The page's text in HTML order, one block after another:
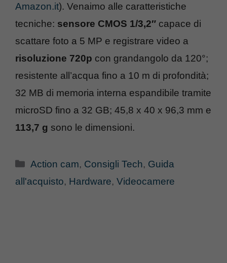
Amazon.it). Venaimo alle caratteristiche
tecniche: sensore CMOS 1/3,2″ capace di
scattare foto a 5 MP e registrare video a
risoluzione 720p con grandangolo da 120°;
resistente all’acqua fino a 10 m di profondità;
32 MB di memoria interna espandibile tramite
microSD fino a 32 GB; 45,8 x 40 x 96,3 mm e
113,7 g sono le dimensioni.
Categorie
Action cam, Consigli Tech, Guida
all'acquisto, Hardware, Videocamere